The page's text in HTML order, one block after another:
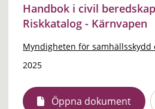
Handbok i civil
Riskkatalog - Kärnvapen
Myndigheten för samhällsskydd
2025
Öppna dokument